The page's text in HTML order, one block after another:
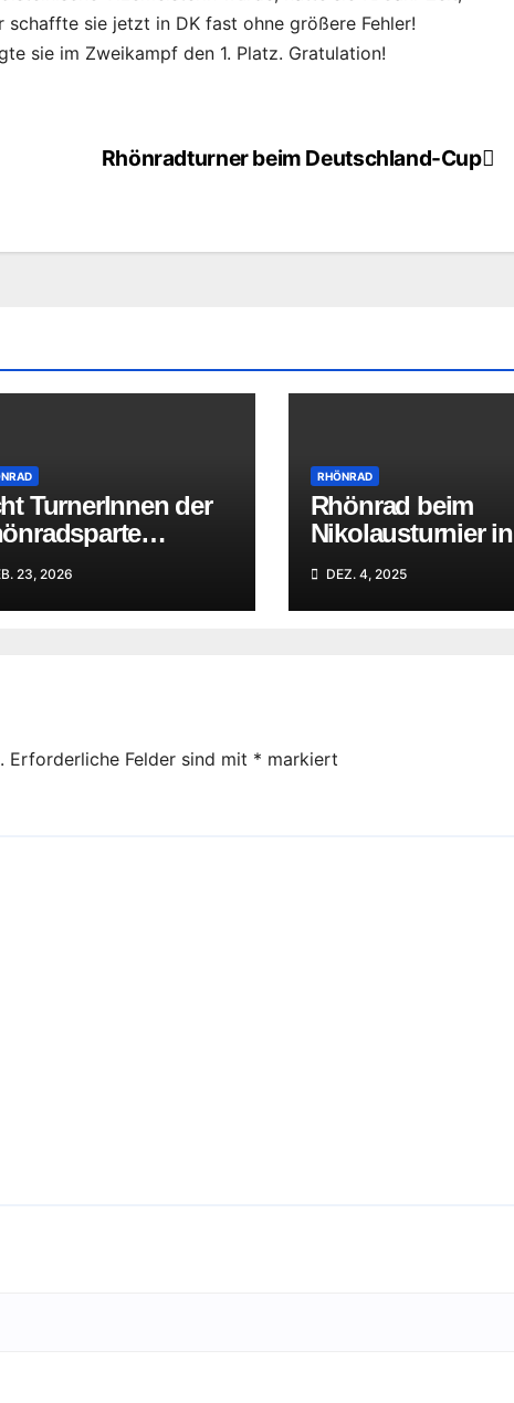
schaffte sie jetzt in DK fast ohne größere Fehler!
sie im Zweikampf den 1. Platz. Gratulation!
Rhönradturner beim Deutschland-Cup
TurnerInnen der
in
23, 2026
RHÖNRAD
Rhönrad beim
Nikolausturnier in
DEZ. 4, 2025
Erforderliche Felder sind mit * markiert